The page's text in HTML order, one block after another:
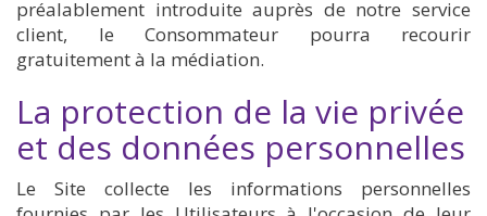
préalablement introduite auprès de notre service
client, le Consommateur pourra recourir
gratuitement à la médiation.
La protection de la vie privée
et des données personnelles
Le Site collecte les informations personnelles